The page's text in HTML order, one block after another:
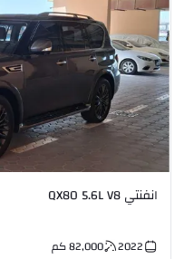
انفنتي QX80 5.6L V8
2022
82,000كم